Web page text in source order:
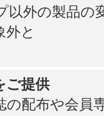
以外の製品の
外と
ご提供
の配布や会員